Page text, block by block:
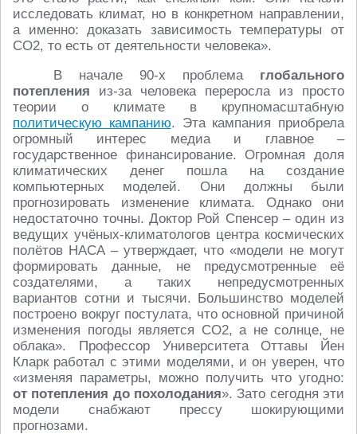
исследовать климат, но в конкретном направлении,
а именно: доказать зависимость температуры от
CO2, то есть от деятельности человека».
В начале 90-х проблема глобального
потепления из-за человека переросла из просто
теории о климате в крупномасштабную
политическую кампанию. Эта кампания приобрела
огромный интерес медиа и главное –
государственное финансирование. Огромная доля
климатических денег пошла на создание
компьютерных моделей. Они должны были
прогнозировать изменение климата. Однако они
недостаточно точны. Доктор Рой Спенсер – один из
ведущих учёных-климатологов центра космических
полётов НАСА – утверждает, что «модели не могут
формировать данные, не предусмотренные её
создателями, а таких непредусмотренных
вариантов сотни и тысячи. Большинство моделей
построено вокруг постулата, что основной причиной
изменения погоды является CO2, а не солнце, не
облака». Профессор Университета Оттавы Йен
Кларк работал с этими моделями, и он уверен, что
«изменяя параметры, можно получить что угодно:
от потепления до похолодания». Зато сегодня эти
модели снабжают прессу шокирующими
прогнозами.